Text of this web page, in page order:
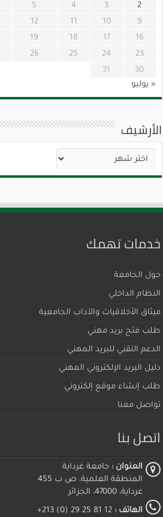
2
3
4
5
9
10
11
12
16
17
18
19
23
24
25
26
30
31
« يوليو
الأرشيف
الأرشيف
خدمات تهمك
حول الجامعة
النظام الداخلي
ميثاق اﻷخلاقيات والآداب الجامعية
طلب فتح بريد مهني
الدعم التقني للبريد المهني
دليل البريد الإلكتروني المهني
طلب إنشاء موقع إلكتروني
تواصل معنا
اتصل بنا
العنوان : جامعة غرداية
المنطقة العلمية، ص ب 455
غرداية، 47000، الجزائر
الهاتف : 12 81 25 29 (0) 213+